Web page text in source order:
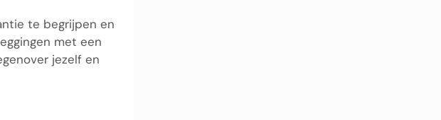
te begrijpen en
met een
jezelf en